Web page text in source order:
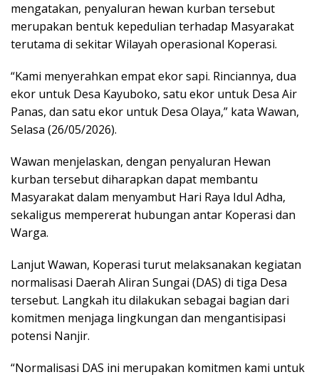
mengatakan, penyaluran hewan kurban tersebut
merupakan bentuk kepedulian terhadap Masyarakat
terutama di sekitar Wilayah operasional Koperasi.
“Kami menyerahkan empat ekor sapi. Rinciannya, dua
ekor untuk Desa Kayuboko, satu ekor untuk Desa Air
Panas, dan satu ekor untuk Desa Olaya,” kata Wawan,
Selasa (26/05/2026).
Wawan menjelaskan, dengan penyaluran Hewan
kurban tersebut diharapkan dapat membantu
Masyarakat dalam menyambut Hari Raya Idul Adha,
sekaligus mempererat hubungan antar Koperasi dan
Warga.
Lanjut Wawan, Koperasi turut melaksanakan kegiatan
normalisasi Daerah Aliran Sungai (DAS) di tiga Desa
tersebut. Langkah itu dilakukan sebagai bagian dari
komitmen menjaga lingkungan dan mengantisipasi
potensi Nanjir.
“Normalisasi DAS ini merupakan komitmen kami untuk